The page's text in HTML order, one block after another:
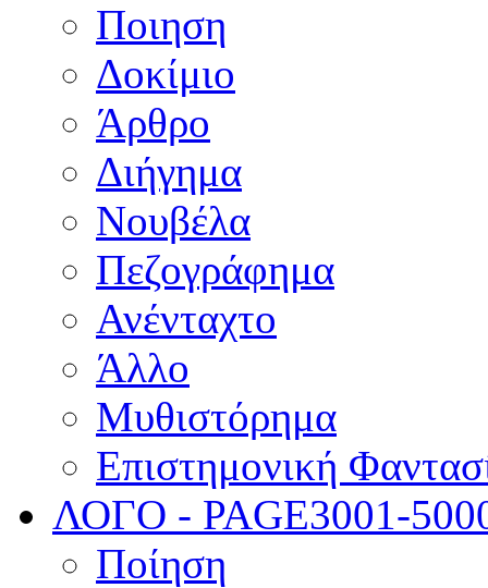
Ποιηση
Δοκίμιο
Άρθρο
Διήγημα
Νουβέλα
Πεζογράφημα
Ανένταχτο
Άλλο
Μυθιστόρημα
Επιστημονική
ΛΟΓΟ - PAGE3001-
Ποίηση